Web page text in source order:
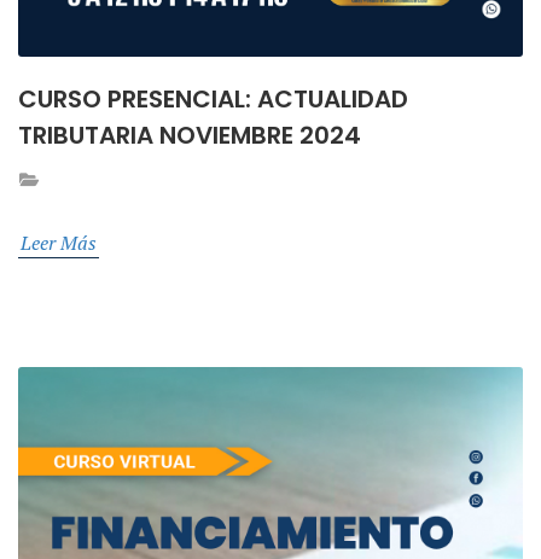
CURSO PRESENCIAL: ACTUALIDAD
TRIBUTARIA NOVIEMBRE 2024
Leer Más